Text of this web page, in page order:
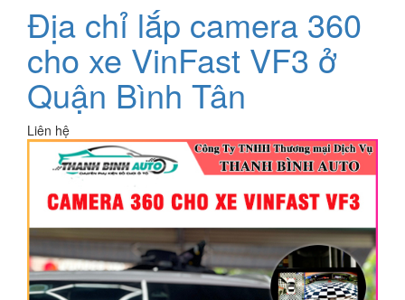
Địa chỉ lắp camera 360
cho xe VinFast VF3 ở
Quận Bình Tân
Liên hệ